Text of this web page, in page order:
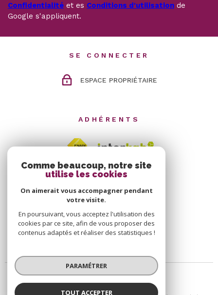
Confidentialité et es Conditions d'utilisation de
Google s'appliquent.
SE CONNECTER
ESPACE PROPRIÉTAIRE
ADHÉRENTS
Comme beaucoup, notre site
utilise les cookies
On aimerait vous accompagner pendant
votre visite.
En poursuivant, vous acceptez l'utilisation des
cookies par ce site, afin de vous proposer des
contenus adaptés et réaliser des statistiques !
PARAMÉTRER
TOUT ACCEPTER